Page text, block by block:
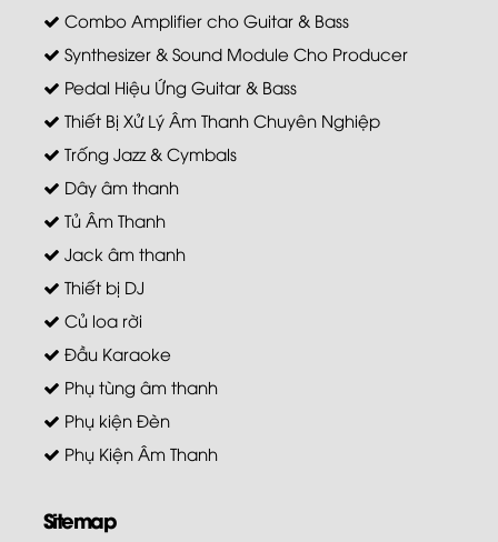
Combo Amplifier cho Guitar & Bass
Synthesizer & Sound Module Cho Producer
Pedal Hiệu Ứng Guitar & Bass
Thiết Bị Xử Lý Âm Thanh Chuyên Nghiệp
Trống Jazz & Cymbals
Dây âm thanh
Tủ Âm Thanh
Jack âm thanh
Thiết bị DJ
Củ loa rời
Đầu Karaoke
Phụ tùng âm thanh
Phụ kiện Đèn
Phụ Kiện Âm Thanh
Sitemap